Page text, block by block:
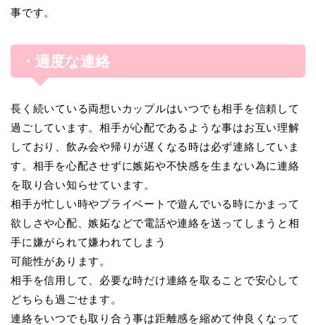
事です。
・適度な連絡
長く続いている両想いカップルはいつでも相手を信頼して
過ごしています。相手が心配であるような事はお互い理解
しており、飲み会や帰りが遅くなる時は必ず連絡していま
す。相手を心配させずに嫉妬や不快感を生まない為に連絡
を取り合い知らせています。
相手が忙しい時やプライベートで遊んでいる時にかまって
欲しさや心配、嫉妬などで電話や連絡を送ってしまうと相
手に嫌がられて嫌われてしまう
可能性があります。
相手を信用して、必要な時だけ連絡を取ることで安心して
どちらも過ごせます。
連絡をいつでも取り合う事は距離感を縮めて仲良くなって